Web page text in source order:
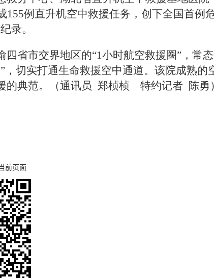
例直升机空中救援任务，创下全国首例
录。
省市交界地区的“1小时航空救援圈”，常
切实打通生命救援空中通道。该院成熟的
典范。
（通讯员 郑桢桢 特约记者 陈勇）
前页面